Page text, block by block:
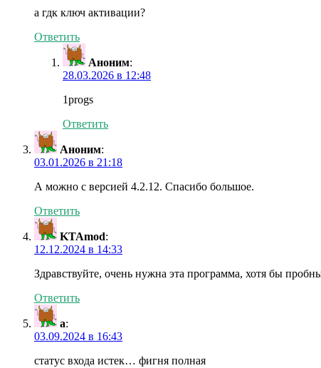
а гдк ключ активации?
Ответить
Аноним:
28.03.2026 в 12:48
1progs
Ответить
Аноним:
03.01.2026 в 21:18
А можно с версией 4.2.12. Спасибо большое.
Ответить
KTAmod:
12.12.2024 в 14:33
Здравствуйте, очень нужна эта программа, хотя бы
Ответить
a:
03.09.2024 в 16:43
статус входа истек… фигня полная